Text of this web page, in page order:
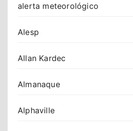
alerta meteorológico
Alesp
Allan Kardec
Almanaque
Alphaville